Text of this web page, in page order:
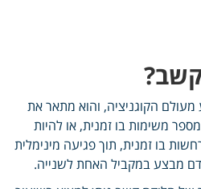
הקוגניציה, והוא מתאר את
משימות בו זמנית, או להיות
בו זמנית, תוך פגיעה מינימלית
מבצע במקביל האחת לשנייה.